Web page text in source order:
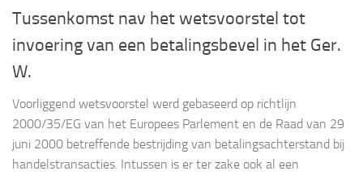
Tussenkomst nav het wetsvoorstel tot
invoering van een betalingsbevel in het Ger.
W.
Voorliggend wetsvoorstel werd gebaseerd op richtlijn
2000/35/EG van het Europees Parlement en de Raad van 29
juni 2000 betreffende bestrijding van betalingsachterstand bij
handelstransacties. Intussen is er ter zake ook al een